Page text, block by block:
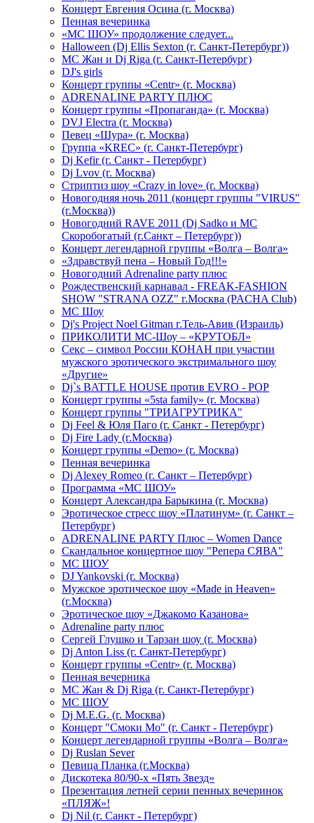
Концерт Евгения Осина (г. Москва)
Пенная вечеринка
«МС ШОУ» продолжение следует...
Halloween (Dj Ellis Sexton (г. Санкт-Петербург))
МС Жан и Dj Riga (г. Санкт-Петербург)
DJ's girls
Концерт группы «Centr» (г. Москва)
ADRENALINE PARTY ПЛЮС
Концерт группы «Пропаганда» (г. Москва)
DVJ Electra (г. Москва)
Певец «Шура» (г. Москва)
Группа «KREC» (г. Санкт-Петербург)
Dj Kefir (г. Санкт - Петербург)
Dj Lvov (г. Москва)
Стриптиз шоу «Crazy in love» (г. Москва)
Новогодняя ночь 2011 (концерт группы "VIRUS"
(г.Москва))
Новогодний RAVE 2011 (Dj Sadko и MC
Скоробогатый (г.Санкт – Петербург))
Концерт легендарной группы «Волга – Волга»
«Здравствуй пена – Новый Год!!!»
Новогодний Adrenaline party плюс
Рождественский карнавал - FREAK-FASHION
SHOW "STRANA OZZ" г.Москва (PACHA Club)
MC Шоу
Dj's Project Noel Gitman г.Тель-Авив (Израиль)
ПРИКОЛИТИ МС-Шоу – «КРУТОБЛ»
Секс – символ России КОНАН при участии
мужского эротического экстримального шоу
«Другие»
Dj`s BATTLE HOUSE против EVRO - POP
Концерт группы «5sta family» (г. Москва)
Концерт группы "ТРИАГРУТРИКА"
Dj Feel & Юля Паго (г. Санкт - Петербург)
Dj Fire Lady (г.Москва)
Концерт группы «Demo» (г. Москва)
Пенная вечеринка
Dj Alexey Romeo (г. Санкт – Петербург)
Программа «МС ШОУ»
Концерт Александра Барыкина (г. Москва)
Эротическое стресс шоу «Платинум» (г. Санкт –
Петербург)
ADRENALINE PARTY Плюс – Women Dance
Скандальное концертное шоу "Репера СЯВА"
МС ШОУ
DJ Yankovski (г. Москва)
Мужское эротическое шоу «Made in Heaven»
(г.Москва)
Эротическое шоу «Джакомо Казанова»
Adrenaline party плюс
Сергей Глушко и Тарзан шоу (г. Москва)
Dj Anton Liss (г. Санкт-Петербург)
Концерт группы «Centr» (г. Москва)
Пенная вечерника
МС Жан & Dj Riga (г. Санкт-Петербург)
МС ШОУ
Dj M.E.G. (г. Москва)
Концерт "Смоки Мо" (г. Санкт - Петербург)
Концерт легендарной группы «Волга – Волга»
Dj Ruslan Sever
Певица Планка (г.Москва)
Дискотека 80/90-х «Пять Звезд»
Презентация летней серии пенных вечеринок
«ПЛЯЖ»!
Dj Nil (г. Санкт - Петербург)